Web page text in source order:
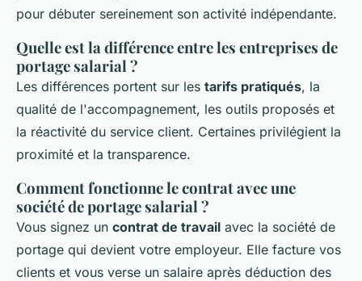
pour débuter sereinement son activité indépendante.
Quelle est la différence entre les entreprises de
portage salarial ?
Les différences portent sur les tarifs pratiqués, la
qualité de l'accompagnement, les outils proposés et
la réactivité du service client. Certaines privilégient la
proximité et la transparence.
Comment fonctionne le contrat avec une
société de portage salarial ?
Vous signez un contrat de travail avec la société de
portage qui devient votre employeur. Elle facture vos
clients et vous verse un salaire après déduction des